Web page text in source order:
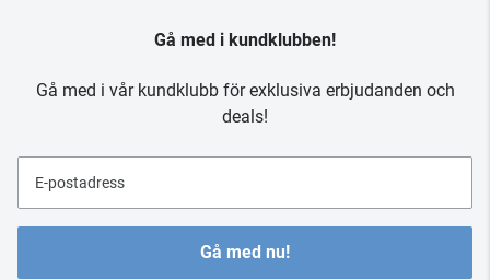
Gå med i kundklubben!
Gå med i vår kundklubb för exklusiva erbjudanden och
deals!
E-postadress
Gå med nu!